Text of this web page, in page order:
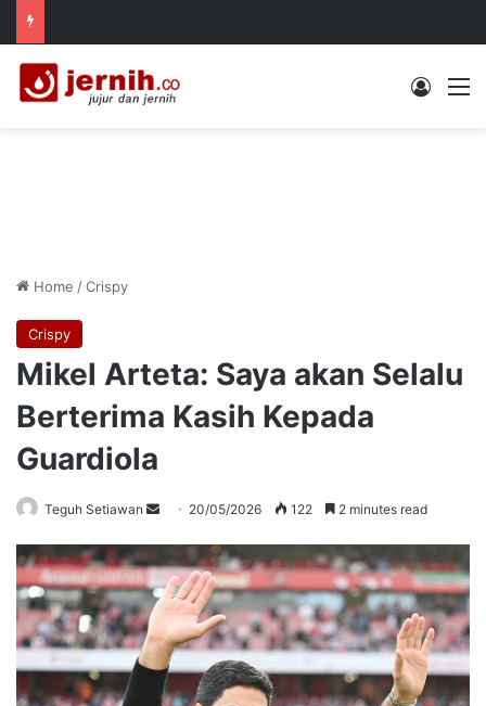
Log In
Home /Crispy
Crispy
Mikel Arteta: Saya akan Selalu
Berterima Kasih Kepada
Guardiola
Teguh Setiawan
Send
email
20/05/2026 122 2 minutes read